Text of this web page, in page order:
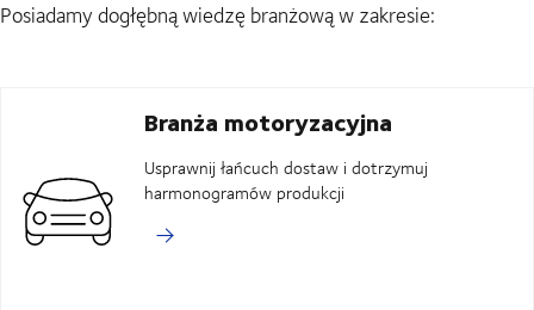
Posiadamy dogłębną wiedzę branżową w zakresie:
Branża motoryzacyjna
Usprawnij łańcuch dostaw i dotrzymuj
harmonogramów produkcji